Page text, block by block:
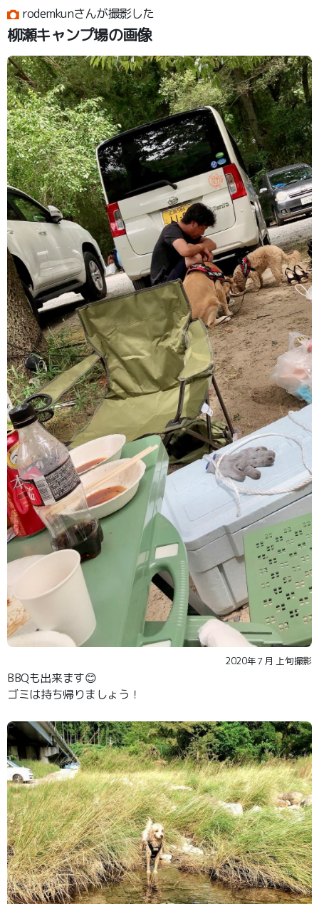
rodemkunさんが撮影した
柳瀬キャンプ場の画像
2020年７月 上旬撮影
BBQも出来ます😊
ゴミは持ち帰りましょう！